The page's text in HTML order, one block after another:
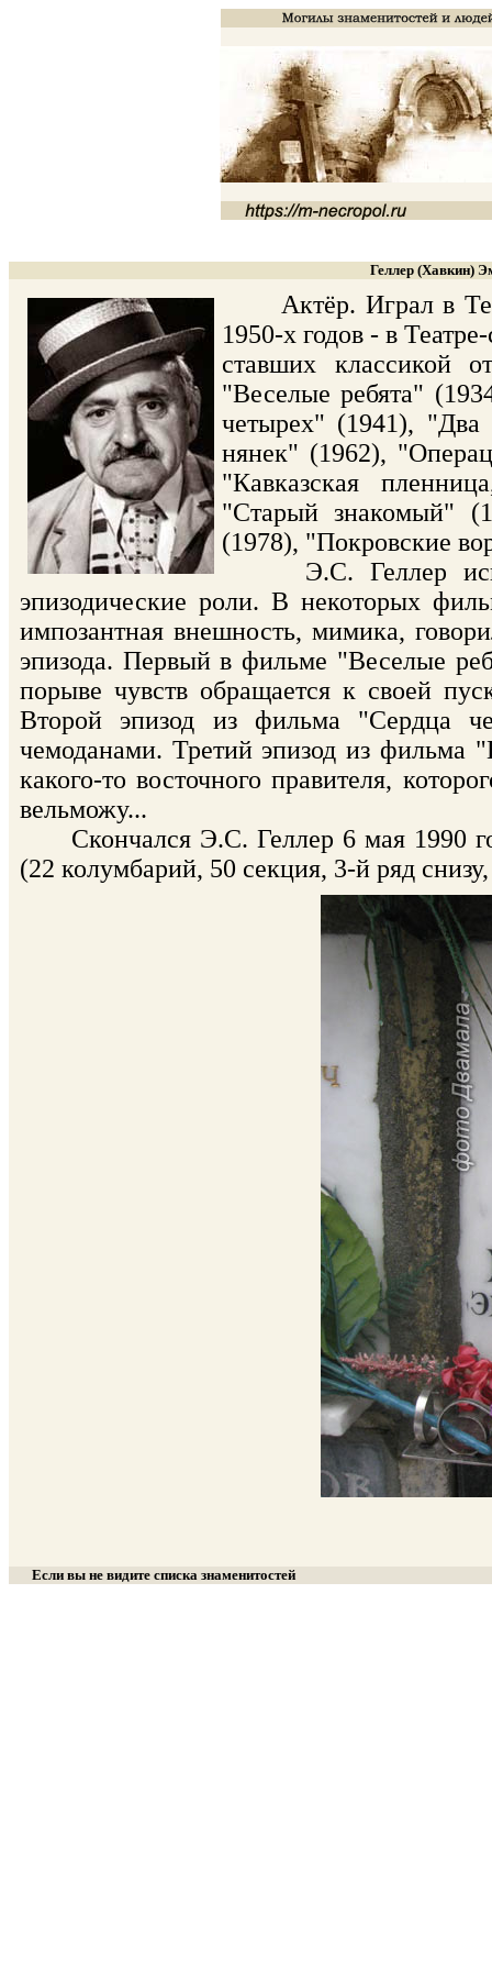
Геллер (Хавкин)
Актёр. Играл в
1950-х годов - в
ставших классикой
"Веселые ребята"
четырех" (1941), "Два
нянек" (1962),
"Кавказская
"Старый знакомый"
(1978), "Покровские
Э.С. Геллер
эпизодические роли. В некоторых
импозантная внешность, мимика,
эпизода. Первый в фильме "Веселые
порыве чувств обращается к своей
Второй эпизод из фильма "Сердца
чемоданами. Третий эпизод из фильма
какого-то восточного правителя,
вельможу...
Скончался Э.С. Геллер 6 мая 1990
(22 колумбарий, 50 секция, 3-й ряд
Если вы не видите списка знаменитостей